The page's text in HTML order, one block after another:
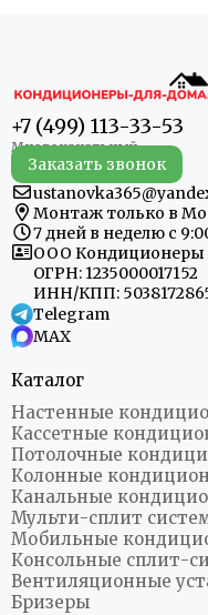
+7 (499) 113-33-53
Заказать звонок
Монтаж только в
7 дней в неделю с
ООО Кондиционеры
ОГРН: 1235000017152
ИНН/КПП:
Telegram
MAX
Каталог
Настенные
Кассетные
Потолочные
Колонные
Канальные
Мульти-сплит
Мобильные
Консольные сплит-
Вентиляционные
Бризеры